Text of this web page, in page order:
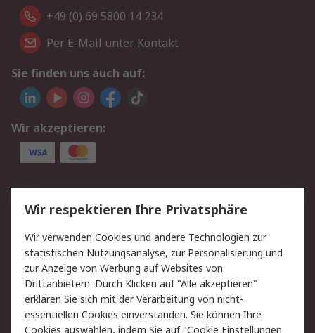
+49 (0) 69 5800 14 234
Per E-Mail unter Kontakt
Sie finden uns auch auf:
Wir akzeptieren:
Service
Value Added Services
Lieferlösungen
Rücksendungen
Kontakt
Hilfe
Privatkunden
Rechtliches
AGB
Datenschutz
Wir respektieren Ihre Privatsphäre
Wir verwenden Cookies und andere Technologien zur
statistischen Nutzungsanalyse, zur Personalisierung und
zur Anzeige von Werbung auf Websites von
Drittanbietern. Durch Klicken auf "Alle akzeptieren"
erklären Sie sich mit der Verarbeitung von nicht-
essentiellen Cookies einverstanden. Sie können Ihre
Cookies auswählen, indem Sie auf "Cookie Einstellungen